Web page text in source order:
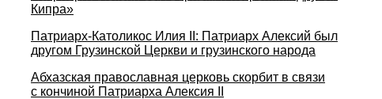
Кипра»
Патриарх-Католикос Илия II: Патриарх Алексий был
другом Грузинской Церкви и грузинского народа
Абхазская православная церковь скорбит в связи
с кончиной Патриарха Алексия II